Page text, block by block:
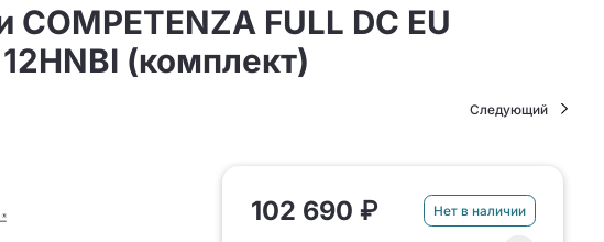
FULL DC EU
(комплект)
Следующий
102 690 ₽ Нет в наличии